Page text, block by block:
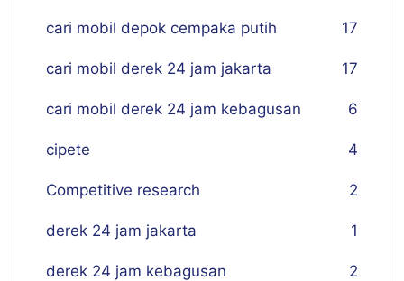
cari mobil depok cempaka putih 17
cari mobil derek 24 jam jakarta 17
cari mobil derek 24 jam kebagusan 6
cipete 4
Competitive research 2
derek 24 jam jakarta 1
derek 24 jam kebagusan 2